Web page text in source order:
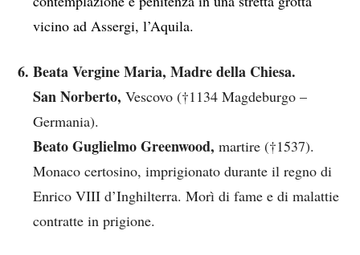
vicino ad Assergi, l’Aquila.
Beata Vergine Maria, Madre della Chiesa.
San Norberto, Vescovo (†1134 Magdeburgo –
Germania).
Beato Guglielmo Greenwood, martire (†1537).
Monaco certosino, imprigionato durante il regno di
Enrico VIII d’Inghilterra. Morì di fame e di malattie
contratte in prigione.